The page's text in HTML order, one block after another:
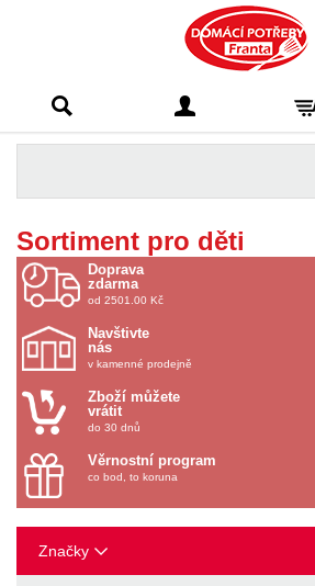
Franta - Příbram
Sortiment pro děti
Doprava
zdarma
od 2501.00 Kč
Navštivte
nás
v kamenné prodejně
Zboží můžete
vrátit
do 30 dnů
Věrnostní program
co bod, to koruna
Značky